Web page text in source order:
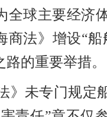
全球主要经济
商法》增设“
的重要举措。
》未专门规定